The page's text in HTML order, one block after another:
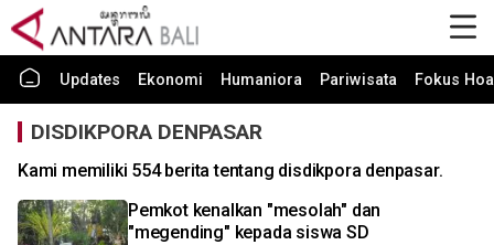
Updates Ekonomi Humaniora Pariwisata Fokus
DISDIKPORA DENPASAR
Kami memiliki 554 berita tentang disdikpora denpasar.
Pemkot kenalkan "mesolah" dan
"megending" kepada siswa SD